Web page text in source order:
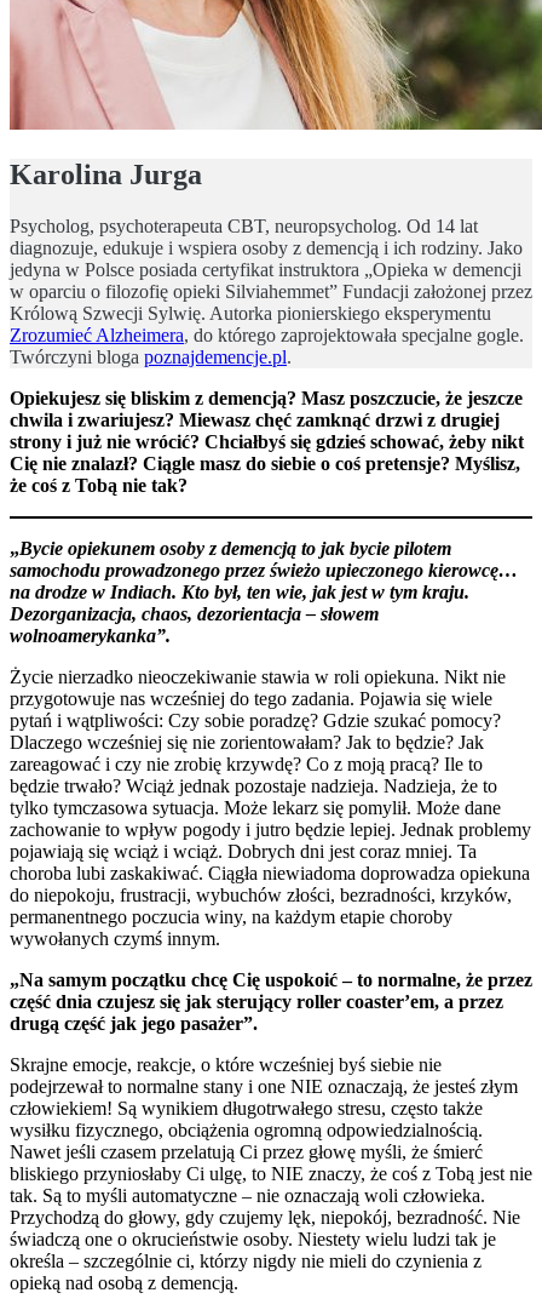
Karolina Jurga
Psycholog, psychoterapeuta CBT, neuropsycholog. Od 14 lat
diagnozuje, edukuje i wspiera osoby z demencją i ich rodziny. Jako
jedyna w Polsce posiada certyfikat instruktora „Opieka w demencji
w oparciu o filozofię opieki Silviahemmet” Fundacji założonej przez
Królową Szwecji Sylwię. Autorka pionierskiego eksperymentu
Zrozumieć Alzheimera, do którego zaprojektowała specjalne gogle.
Twórczyni bloga poznajdemencje.pl.
Opiekujesz się bliskim z demencją? Masz poszczucie, że jeszcze
chwila i zwariujesz? Miewasz chęć zamknąć drzwi z drugiej
strony i już nie wrócić? Chciałbyś się gdzieś schować, żeby nikt
Cię nie znalazł? Ciągle masz do siebie o coś pretensje? Myślisz,
że coś z Tobą nie tak?
„Bycie opiekunem osoby z demencją to jak bycie pilotem
samochodu prowadzonego przez świeżo upieczonego kierowcę…
na drodze w Indiach. Kto był, ten wie, jak jest w tym kraju.
Dezorganizacja, chaos, dezorientacja – słowem
wolnoamerykanka”.
Życie nierzadko nieoczekiwanie stawia w roli opiekuna. Nikt nie
przygotowuje nas wcześniej do tego zadania. Pojawia się wiele
pytań i wątpliwości: Czy sobie poradzę? Gdzie szukać pomocy?
Dlaczego wcześniej się nie zorientowałam? Jak to będzie? Jak
zareagować i czy nie zrobię krzywdę? Co z moją pracą? Ile to
będzie trwało? Wciąż jednak pozostaje nadzieja. Nadzieja, że to
tylko tymczasowa sytuacja. Może lekarz się pomylił. Może dane
zachowanie to wpływ pogody i jutro będzie lepiej. Jednak problemy
pojawiają się wciąż i wciąż. Dobrych dni jest coraz mniej. Ta
choroba lubi zaskakiwać. Ciągła niewiadoma doprowadza opiekuna
do niepokoju, frustracji, wybuchów złości, bezradności, krzyków,
permanentnego poczucia winy, na każdym etapie choroby
wywołanych czymś innym.
„Na samym początku chcę Cię uspokoić – to normalne, że przez
część dnia czujesz się jak sterujący roller coaster’em, a przez
drugą część jak jego pasażer”.
Skrajne emocje, reakcje, o które wcześniej byś siebie nie
podejrzewał to normalne stany i one NIE oznaczają, że jesteś złym
człowiekiem! Są wynikiem długotrwałego stresu, często także
wysiłku fizycznego, obciążenia ogromną odpowiedzialnością.
Nawet jeśli czasem przelatują Ci przez głowę myśli, że śmierć
bliskiego przyniosłaby Ci ulgę, to NIE znaczy, że coś z Tobą jest nie
tak. Są to myśli automatyczne – nie oznaczają woli człowieka.
Przychodzą do głowy, gdy czujemy lęk, niepokój, bezradność. Nie
świadczą one o okrucieństwie osoby. Niestety wielu ludzi tak je
określa – szczególnie ci, którzy nigdy nie mieli do czynienia z
opieką nad osobą z demencją.